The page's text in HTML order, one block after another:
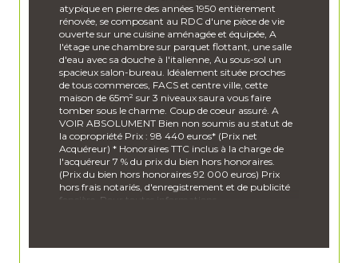
atypique en pierre des années 1950 entièrement
rénovée, se composant au RDC d'une pièce de vie
ouverte sur une cuisine aménagée et équipée, A
l'étage une chambre sur parquet flottant, une salle
d'eau avec sa douche à l'italienne, Au sous-sol un
spacieux salon-bureau. Idéalement située proches
de tous commerces, FACS et centre ville, cette
maison de 65m² sur 3 niveaux saura vous faire
tomber sous le charme. Coup de coeur assuré. A
VOIR ABSOLUMENT Bien non soumis au statut de
la copropriété Prix : 98 440 euros* (Prix net
Acquéreur) * Honoraires TTC inclus à la charge de
l'acquéreur 7 % du prix du bien hors honoraires.
(Prix du bien hors honoraires 92 000 euros) Prix
hors frais notariés, d'enregistrement et de publicité
foncière. Pour toutes informations
exposé sont disponibles sur le site Géorisques